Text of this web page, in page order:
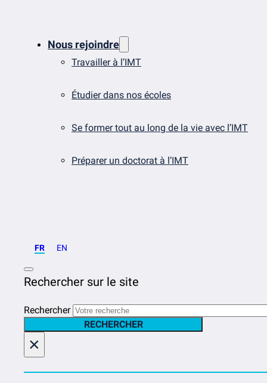
Nous rejoindre
Travailler à l’IMT
Étudier dans nos écoles
Se former tout au long de la vie avec l’IMT
Préparer un doctorat à l’IMT
FR EN
Rechercher sur le site
Rechercher
RECHERCHER
×